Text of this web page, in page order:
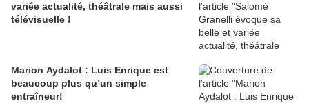
variée actualité, théâtrale mais aussi
télévisuelle !
Marion Aydalot : Luis Enrique est
beaucoup plus qu’un simple
entraîneur!